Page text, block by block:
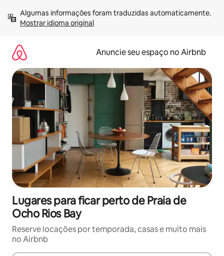
para
Mostrar idioma original
Anuncie seu espaço no Airbnb
Lugares para ficar perto de Praia de
Ocho Rios Bay
Reserve locações por temporada, casas e muito mais
no Airbnb